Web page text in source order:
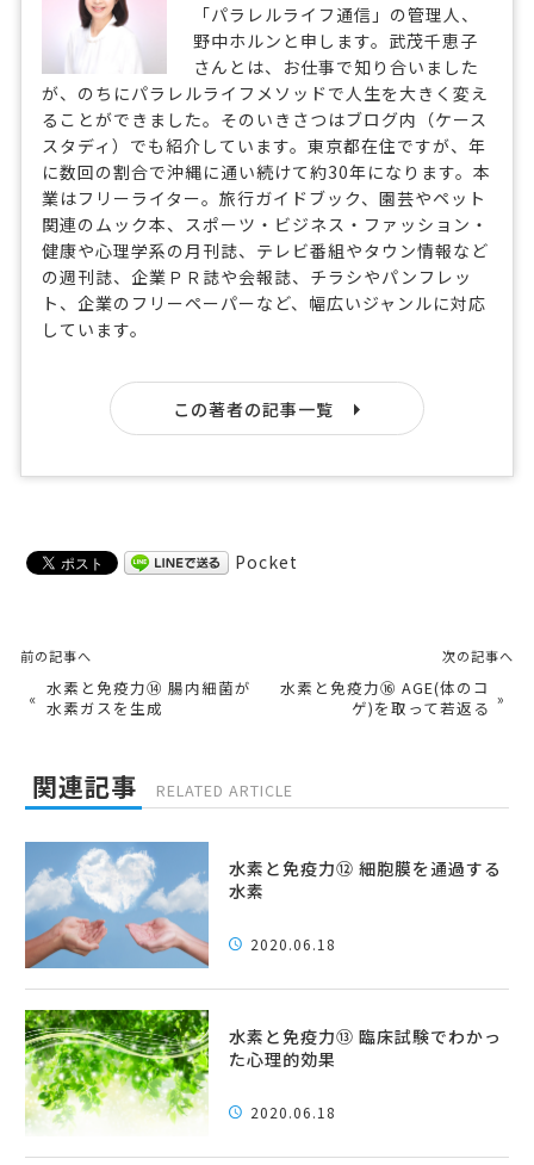
「パラレルライフ通信」の管理人、
野中ホルンと申します。武茂千恵子
さんとは、お仕事で知り合いました
が、のちにパラレルライフメソッドで人生を大きく変え
ることができました。そのいきさつはブログ内（ケース
スタディ）でも紹介しています。東京都在住ですが、年
に数回の割合で沖縄に通い続けて約30年になります。本
業はフリーライター。旅行ガイドブック、園芸やペット
関連のムック本、スポーツ・ビジネス・ファッション・
健康や心理学系の月刊誌、テレビ番組やタウン情報など
の週刊誌、企業ＰＲ誌や会報誌、チラシやパンフレッ
ト、企業のフリーペーパーなど、幅広いジャンルに対応
しています。
この著者の記事一覧
Pocket
前の記事へ
« 水素と免疫力⑭ 腸内細菌が
水素ガスを生成
次の記事へ
水素と免疫力⑯ AGE(体のコ
ゲ)を取って若返る »
関連記事 RELATED ARTICLE
水素と免疫力⑫ 細胞膜を通過する
水素
2020.06.18
水素と免疫力⑬ 臨床試験でわかっ
た心理的効果
2020.06.18